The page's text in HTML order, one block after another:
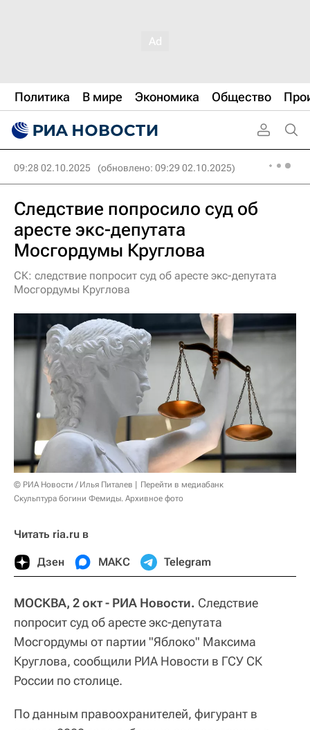
Политика В мире Экономика Общество
09:28 02.10.2025 (обновлено: 09:29 02.10.2025)
Следствие попросило суд об
аресте экс-депутата
Мосгордумы Круглова
СК: следствие попросит суд об аресте экс-депутата
Мосгордумы Круглова
© РИА Новости / Илья Питалев
Перейти в медиабанк
Скульптура богини Фемиды. Архивное фото
Читать ria.ru в
Дзен МАКС Telegram
МОСКВА, 2 окт - РИА Новости. Следствие
попросит суд об аресте экс-депутата
Мосгордумы от партии "Яблоко" Максима
Круглова, сообщили РИА Новости в ГСУ СК
России по столице.
По данным правоохранителей, фигурант в